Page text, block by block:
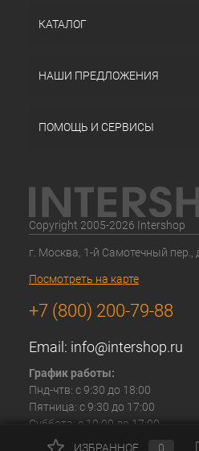
КАТАЛОГ
НАШИ ПРЕДЛОЖЕНИЯ
ПОМОЩЬ И СЕРВИСЫ
Copyright 2005-2026 Intershop
г. Москва, 1-й Самотечный пер.,
Посмотреть на карте
+7 (800) 200-79-88
Email: info@intershop.ru
График работы:
Пнд-чтв: с 9:30 до 18:00
Пятница: с 9:30 до 17:00
Суббота: с 10:00 до 17:00
Воскресение: Выходной
ИЗБРАННОЕ 0